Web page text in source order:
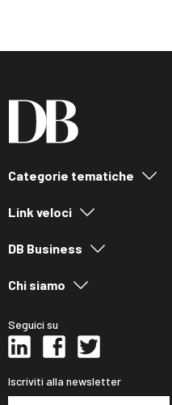
Categorie tematiche
Link veloci
DB Business
Chi siamo
Seguici su
Iscriviti alla newsletter